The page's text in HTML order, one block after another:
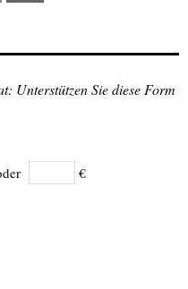
Unterstützen Sie diese Form
€